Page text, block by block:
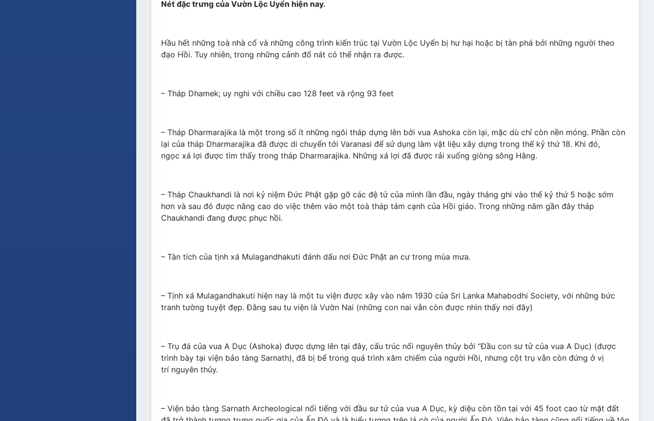
Nét đặc trưng của Vườn Lộc Uyển hiện nay.
Hầu hết những toà nhà cổ và những công trình kiến trúc tại Vườn Lộc Uyển bị hư hại hoặc bị tàn phá bởi những người theo
đạo Hồi. Tuy nhiên, trong những cảnh đổ nát có thể nhận ra được.
– Tháp Dhamek; uy nghi với chiều cao 128 feet và rộng 93 feet
– Tháp Dharmarajika là một trong số ít những ngôi tháp dựng lên bởi vua Ashoka còn lại, mặc dù chỉ còn nền móng. Phần còn
lại của tháp Dharmarajika đã được di chuyển tới Varanasi để sử dụng làm vật liệu xây dựng trong thế kỷ thứ 18. Khi đó,
ngọc xá lợi được tìm thấy trong tháp Dharmarajika. Những xá lợi đã được rải xuống giòng sông Hằng.
– Tháp Chaukhandi là nơi kỷ niệm Đức Phật gặp gỡ các đệ tử của mình lần đầu, ngày tháng ghi vào thế kỷ thứ 5 hoặc sớm
hơn và sau đó được nâng cao do việc thêm vào một toà tháp tám cạnh của Hồi giáo. Trong những năm gần đây tháp
Chaukhandi đang được phục hồi.
– Tàn tích của tịnh xá Mulagandhakuti đánh dấu nơi Đức Phật an cư trong mùa mưa.
– Tịnh xá Mulagandhakuti hiện nay là một tu viện được xây vào năm 1930 của Sri Lanka Mahabodhi Society, với những bức
tranh tường tuyệt đẹp. Đằng sau tu viện là Vườn Nai (những con nai vẫn còn được nhìn thấy nơi đây)
– Trụ đá của vua A Dục (Ashoka) được dựng lên tại đây, cấu trúc nổi nguyên thủy bởi “Đầu con sư tử của vua A Dục) (được
trình bày tại viện bảo tàng Sarnath), đã bị bể trong quá trình xâm chiếm của người Hồi, nhưng cột trụ vẫn còn đứng ở vị
trí nguyên thủy.
– Viện bảo tàng Sarnath Archeological nổi tiếng với đầu sư tử của vua A Dục, kỳ diệu còn tồn tại với 45 foot cao từ mặt đất